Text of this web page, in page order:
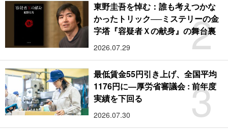
2
東野圭吾を悼む：誰も考えつかな
かったトリック──ミステリーの金
字塔『容疑者Ｘの献身』の舞台裏
2026.07.29
3
最低賃金55円引き上げ、全国平均
1176円に―厚労省審議会 : 前年度
実績を下回る
2026.07.30